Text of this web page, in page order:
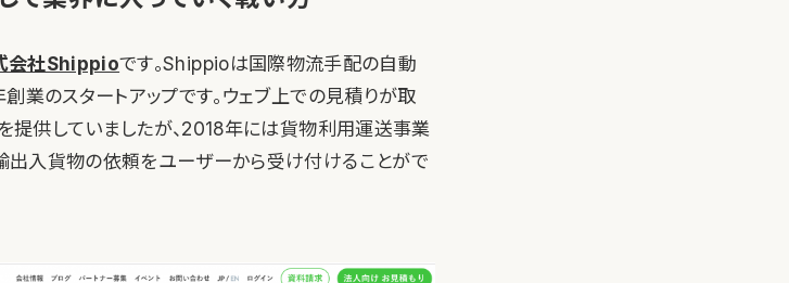
会社Shippioです。Shippioは国際物流手配の自動
業のスタートアップです。ウェブ上での見積りが取
提供していましたが、2018年には貨物利用運送事業
出入貨物の依頼をユーザーから受け付けることがで